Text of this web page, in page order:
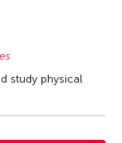
study physical